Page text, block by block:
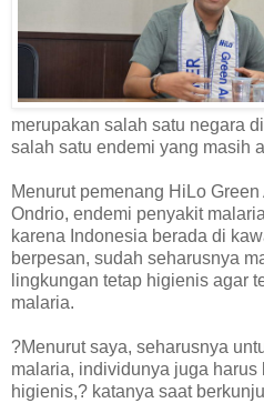
merupakan salah satu negara
salah satu endemi yang masih
Menurut pemenang HiLo
Ondrio, endemi penyakit
karena Indonesia berada di
berpesan, sudah seharusnya
lingkungan tetap higienis agar
malaria.
?Menurut saya, seharusnya
malaria, individunya juga
higienis,? katanya saat